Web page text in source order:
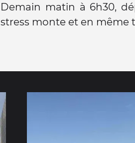
Demain matin à 6h30,
stress monte et en même